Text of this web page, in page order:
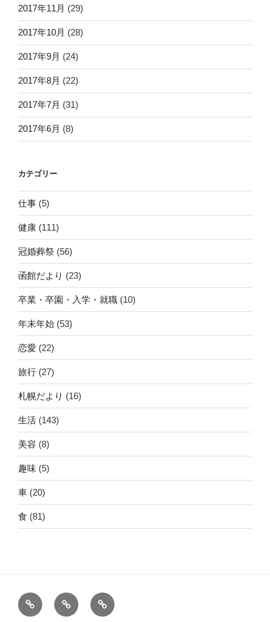
2017年11月 (29)
2017年10月 (28)
2017年9月 (24)
2017年8月 (22)
2017年7月 (31)
2017年6月 (8)
カテゴリー
仕事 (5)
健康 (111)
冠婚葬祭 (56)
函館だより (23)
卒業・卒園・入学・就職 (10)
年末年始 (53)
恋愛 (22)
旅行 (27)
札幌だより (16)
生活 (143)
美容 (8)
趣味 (5)
車 (20)
食 (81)
ホ
ー
運
営
こ
の